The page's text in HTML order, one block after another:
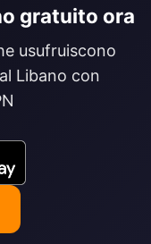
gratuito ora
usufruiscono
Libano con